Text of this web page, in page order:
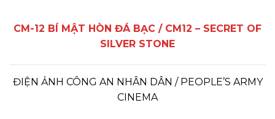
CM-12 BÍ MẬT HÒN ĐÁ BẠC / CM12 – SECRET OF
SILVER STONE
ĐIỆN ẢNH CÔNG AN NHÂN DÂN / PEOPLE’S ARMY
CINEMA